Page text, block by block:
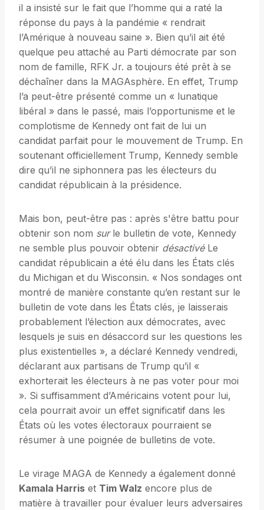
il a insisté sur le fait que l’homme qui a raté la
réponse du pays à la pandémie « rendrait
l’Amérique à nouveau saine ». Bien qu’il ait été
quelque peu attaché au Parti démocrate par son
nom de famille, RFK Jr. a toujours été prêt à se
déchaîner dans la MAGAsphère. En effet, Trump
l’a peut-être présenté comme un « lunatique
libéral » dans le passé, mais l’opportunisme et le
complotisme de Kennedy ont fait de lui un
candidat parfait pour le mouvement de Trump. En
soutenant officiellement Trump, Kennedy semble
dire qu’il ne siphonnera pas les électeurs du
candidat républicain à la présidence.
Mais bon, peut-être pas : après s'être battu pour
obtenir son nom surle bulletin de vote, Kennedy
ne semble plus pouvoir obtenir désactivéLe
candidat républicain a été élu dans les États clés
du Michigan et du Wisconsin. « Nos sondages ont
montré de manière constante qu’en restant sur le
bulletin de vote dans les États clés, je laisserais
probablement l’élection aux démocrates, avec
lesquels je suis en désaccord sur les questions les
plus existentielles », a déclaré Kennedy vendredi,
déclarant aux partisans de Trump qu’il «
exhorterait les électeurs à ne pas voter pour moi
». Si suffisamment d’Américains votent pour lui,
cela pourrait avoir un effet significatif dans les
États où les votes électoraux pourraient se
résumer à une poignée de bulletins de vote.
Le virage MAGA de Kennedy a également donné
Kamala Harris et Tim Walz encore plus de
matière à travailler pour évaluer leurs adversaires